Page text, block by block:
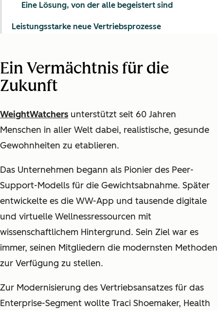
Ein Vermächtnis für die
Zukunft
WeightWatchers unterstützt seit 60 Jahren
Menschen in aller Welt dabei, realistische, gesunde
Gewohnheiten zu etablieren.
Das Unternehmen begann als Pionier des Peer-
Support-Modells für die Gewichtsabnahme. Später
entwickelte es die WW-App und tausende digitale
und virtuelle Wellnessressourcen mit
wissenschaftlichem Hintergrund. Sein Ziel war es
immer, seinen Mitgliedern die modernsten Methoden
zur Verfügung zu stellen.
Zur Modernisierung des Vertriebsansatzes für das
Enterprise-Segment wollte Traci Shoemaker, Health
Eine Lösung, von der alle begeistert sind
Leistungsstarke neue Vertriebsprozesse